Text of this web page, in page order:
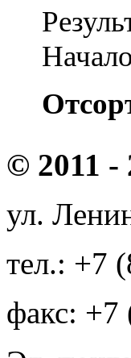
© 2011 -
ул.
тел.: +7
факс: +7